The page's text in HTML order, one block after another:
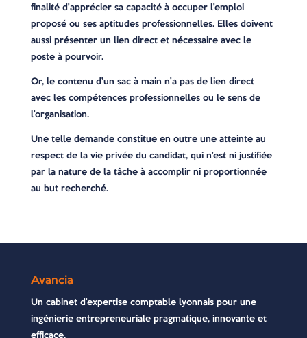
finalité d’apprécier sa capacité à occuper l’emploi
proposé ou ses aptitudes professionnelles. Elles doivent
aussi présenter un lien direct et nécessaire avec le
poste à pourvoir.
Or, le contenu d’un sac à main n’a pas de lien direct
avec les compétences professionnelles ou le sens de
l’organisation.
Une telle demande constitue en outre une atteinte au
respect de la vie privée du candidat, qui n’est ni justifiée
par la nature de la tâche à accomplir ni proportionnée
au but recherché.
Avancia
Un cabinet d’expertise comptable lyonnais pour une
ingénierie entrepreneuriale pragmatique, innovante et
efficace.